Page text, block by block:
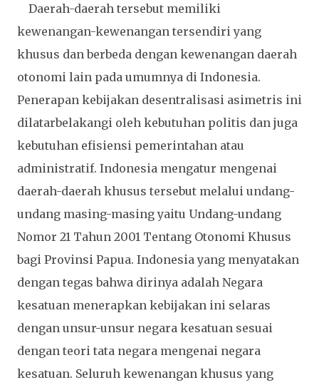
Daerah-daerah tersebut memiliki
kewenangan-kewenangan tersendiri yang
khusus dan berbeda dengan kewenangan daerah
otonomi lain pada umumnya di Indonesia.
Penerapan kebijakan desentralisasi asimetris ini
dilatarbelakangi oleh kebutuhan politis dan juga
kebutuhan efisiensi pemerintahan atau
administratif. Indonesia mengatur mengenai
daerah-daerah khusus tersebut melalui undang-
undang masing-masing yaitu Undang-undang
Nomor 21 Tahun 2001 Tentang Otonomi Khusus
bagi Provinsi Papua. Indonesia yang menyatakan
dengan tegas bahwa dirinya adalah Negara
kesatuan menerapkan kebijakan ini selaras
dengan unsur-unsur negara kesatuan sesuai
dengan teori tata negara mengenai negara
kesatuan. Seluruh kewenangan khusus yang